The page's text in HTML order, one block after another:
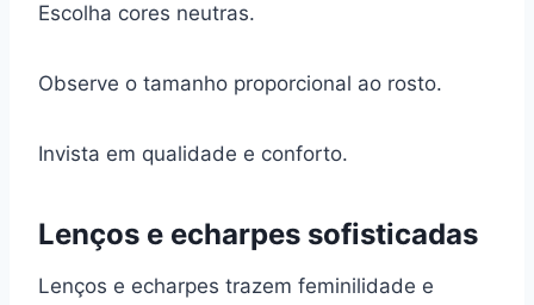
Escolha cores neutras.
Observe o tamanho proporcional ao rosto.
Invista em qualidade e conforto.
Lenços e echarpes sofisticadas
Lenços e echarpes trazem feminilidade e